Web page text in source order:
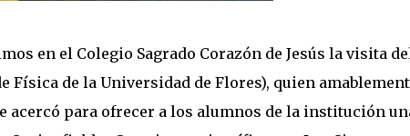
en el Colegio Sagrado Corazón de Jesús la visita
Física de la Universidad de Flores), quien
acercó para ofrecer a los alumnos de la institución